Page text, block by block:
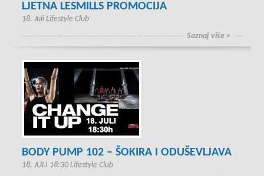
LJETNA LESMILLS PROMOCIJA
18. Juli Lifestyle Club
Saznaj više >
BODY PUMP 102 – ŠOKIRA I ODUŠEVLJAVA
18. JULI 18:30 Lifestyle Club